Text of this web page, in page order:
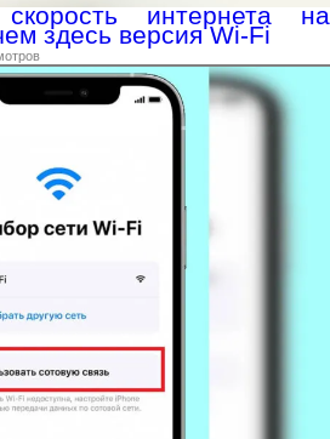
интернета на
здесь версия Wi-Fi